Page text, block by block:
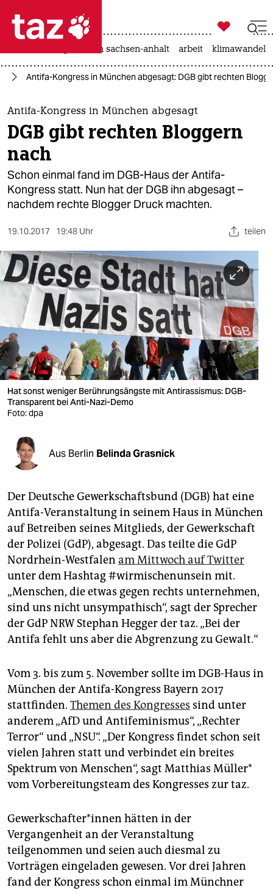
 taz zahl ich
taz zahl ich
themen
politik
öko
gesellschaft
sport
berlin
nord
wahrheit
verlag
verlag
veranstaltungen
fragen & hilfe
abo
genossenschaft
epaper login

taz zahl ich
landtagswahl in sachsen-anhalt arbeit klimawandel
Antifa-Kongress in München abgesagt: DGB gibt rechten
Antifa-Kongress in München abgesagt
DGB gibt rechten Bloggern
nach
Schon einmal fand im DGB-Haus der Antifa-
Kongress statt. Nun hat der DGB ihn abgesagt –
nachdem rechte Blogger Druck machten.
19.10.2017 19:48 Uhr teilen
Hat sonst weniger Berührungsängste mit Antirassismus: DGB-
Transparent bei Anti-Nazi-Demo
Foto: dpa
Aus Berlin Belinda Grasnick
Der Deutsche Gewerkschaftsbund (DGB) hat eine
Antifa-Veranstaltung in seinem Haus in München
auf Betreiben seines Mitglieds, der Gewerkschaft
der Polizei (GdP), abgesagt. Das teilte die GdP
Nordrhein-Westfalen am Mittwoch auf Twitter
unter dem Hashtag #wirmischen­unsein mit.
„Menschen, die etwas gegen rechts unternehmen,
sind uns nicht unsympathisch“, sagt der Sprecher
der GdP NRW Stephan Hegger der taz. „Bei der
Antifa fehlt uns aber die Abgrenzung zu Gewalt.“
Vom 3. bis zum 5. November sollte im DGB-Haus in
München der Antifa-Kongress Bayern 2017
stattfinden. Themen des Kongresses sind unter
anderem „AfD und Antifeminismus“, „Rechter
Terror“ und „NSU“. „Der Kongress findet schon seit
vielen Jahren statt und verbindet ein breites
Spektrum von Menschen“, sagt Matthias Müller*
vom Vorbereitungsteam des Kongresses zur taz.
Gewerkschafter*innen hätten in der
Vergangenheit an der Veranstaltung
teilgenommen und seien auch diesmal zu
Vorträgen eingeladen gewesen. Vor drei Jahren
fand der Kongress schon einmal im Münchner